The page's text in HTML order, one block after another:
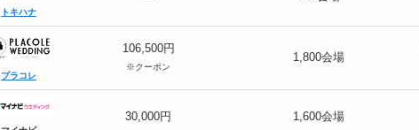
トキハナ
プラコレ
106,500円
※クーポン
1,800会場
30,000円 1,600会場